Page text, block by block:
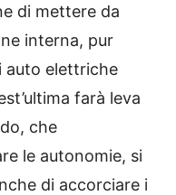
di mettere da
interna, pur
auto elettriche
farà leva
che
le autonomie, si
di accorciare i